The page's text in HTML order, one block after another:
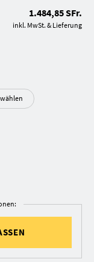
1.484,85 SFr.
inkl. MwSt. & Lieferung